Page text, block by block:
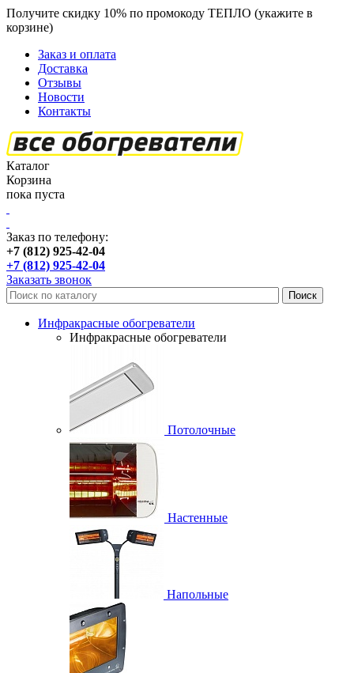
Получите скидку 10% по промокоду ТЕПЛО (укажите в
корзине)
Заказ и оплата
Доставка
Отзывы
Новости
Контакты
Каталог
Корзина
пока пуста
Заказ по телефону:
+7 (812) 925-42-04
+7 (812) 925-42-04
Заказать звонок
Инфракрасные обогреватели
Инфракрасные обогреватели
Потолочные
Настенные
Напольные